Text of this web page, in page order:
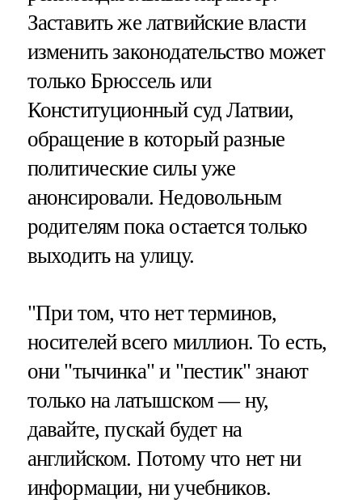
Заставить же латвийские власти
изменить законодательство может
только Брюссель или
Конституционный суд Латвии,
обращение в который разные
политические силы уже
анонсировали. Недовольным
родителям пока остается только
выходить на улицу.
"При том, что нет терминов,
носителей всего миллион. То есть,
они "тычинка" и "пестик" знают
только на латышском — ну,
давайте, пускай будет на
английском. Потому что нет ни
информации, ни учебников.